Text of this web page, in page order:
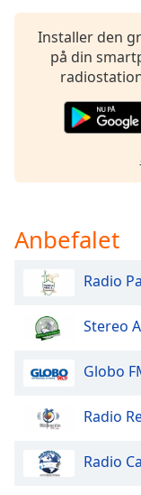
Size
Family
Reset
window.
Installer den
på din
Anbefalet
Radio
Stereo
Globo
Radio
Radio